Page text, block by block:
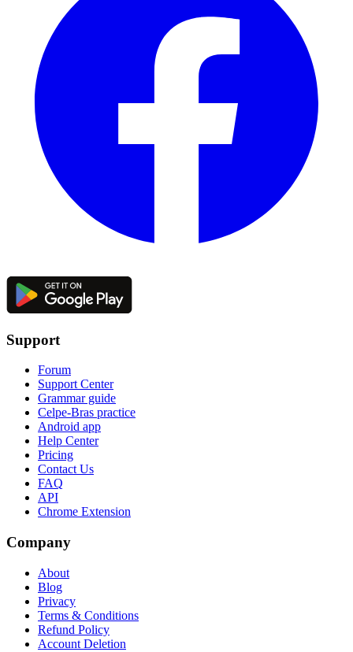
Support
Forum
Support Center
Grammar guide
Celpe-Bras practice
Android app
Help Center
Pricing
Contact Us
FAQ
API
Chrome Extension
Company
About
Blog
Privacy
Terms & Conditions
Refund Policy
Account Deletion